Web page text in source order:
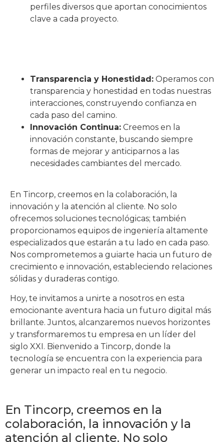
perfiles diversos que aportan conocimientos
clave a cada proyecto.
Transparencia y Honestidad: Operamos con
transparencia y honestidad en todas nuestras
interacciones, construyendo confianza en
cada paso del camino.
Innovación Continua: Creemos en la
innovación constante, buscando siempre
formas de mejorar y anticiparnos a las
necesidades cambiantes del mercado.
En Tincorp, creemos en la colaboración, la
innovación y la atención al cliente. No solo
ofrecemos soluciones tecnológicas; también
proporcionamos equipos de ingeniería altamente
especializados que estarán a tu lado en cada paso.
Nos comprometemos a guiarte hacia un futuro de
crecimiento e innovación, estableciendo relaciones
sólidas y duraderas contigo.
Hoy, te invitamos a unirte a nosotros en esta
emocionante aventura hacia un futuro digital más
brillante. Juntos, alcanzaremos nuevos horizontes
y transformaremos tu empresa en un líder del
siglo XXI. Bienvenido a Tincorp, donde la
tecnología se encuentra con la experiencia para
generar un impacto real en tu negocio.
En Tincorp, creemos en la
colaboración, la innovación y la
atención al cliente. No solo